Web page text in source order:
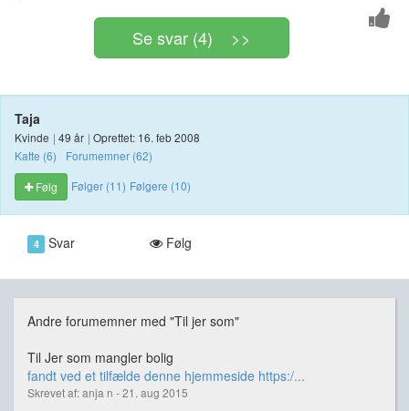
Se svar (4) >>
Taja
Kvinde | 49 år | Oprettet: 16. feb 2008
Katte (6)
Forumemner (62)
Følg
Følger (11) Følgere (10)
4 Svar Følg
Andre forumemner med "Til jer som"
Til Jer som mangler bolig
fandt ved et tilfælde denne hjemmeside https:/...
Skrevet af: anja n - 21. aug 2015